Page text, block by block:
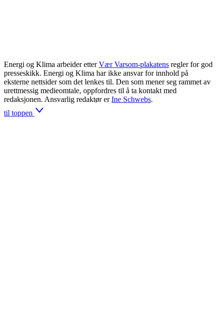
Energi og Klima arbeider etter Vær Varsom-plakatens regler for god
presseskikk. Energi og Klima har ikke ansvar for innhold på
eksterne nettsider som det lenkes til. Den som mener seg rammet av
urettmessig medieomtale, oppfordres til å ta kontakt med
redaksjonen. Ansvarlig redaktør er Ine Schwebs.
til toppen